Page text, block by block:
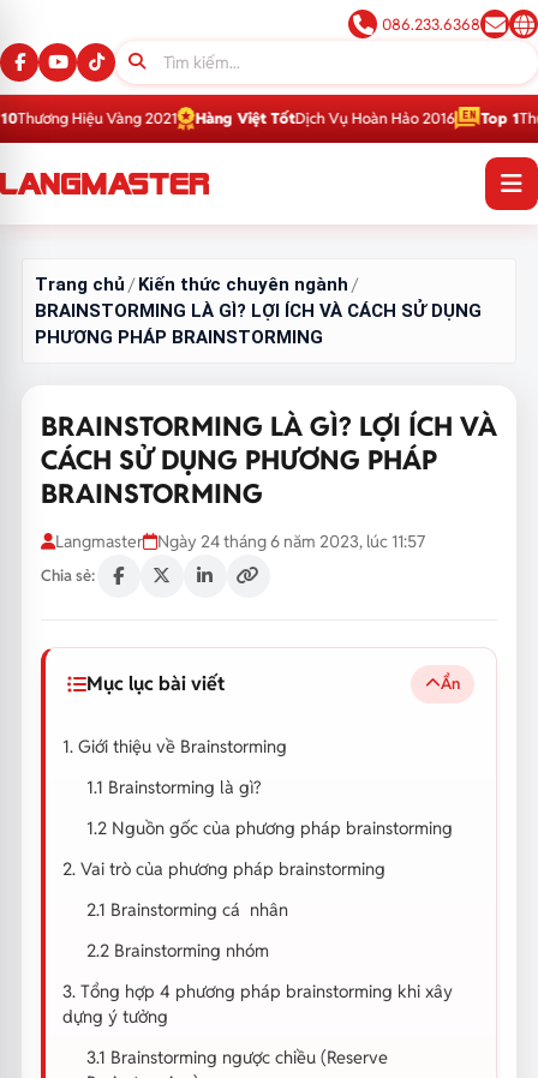
086.233.6368
2021 Hàng Việt TốtDịch Vụ Hoàn Hảo 2016 Top 1Thương Hiệu Giáo
Trang chủ /Kiến thức chuyên ngành /
BRAINSTORMING LÀ GÌ? LỢI ÍCH VÀ CÁCH SỬ DỤNG
PHƯƠNG PHÁP BRAINSTORMING
BRAINSTORMING LÀ GÌ? LỢI ÍCH VÀ
CÁCH SỬ DỤNG PHƯƠNG PHÁP
BRAINSTORMING
Langmaster Ngày 24 tháng 6 năm 2023, lúc 11:57
Chia sẻ:
Mục lục bài viết Ẩn
1. Giới thiệu về Brainstorming
1.1 Brainstorming là gì?
1.2 Nguồn gốc của phương pháp brainstorming
2. Vai trò của phương pháp brainstorming
2.1 Brainstorming cá nhân
2.2 Brainstorming nhóm
3. Tổng hợp 4 phương pháp brainstorming khi xây
dựng ý tưởng
3.1 Brainstorming ngược chiều (Reserve